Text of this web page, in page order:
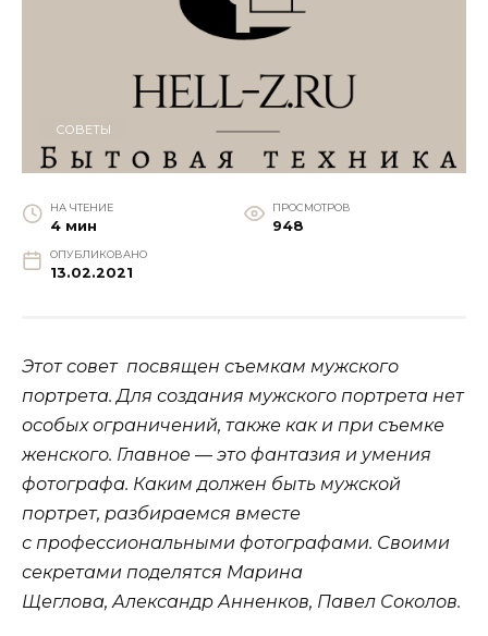
СОВЕТЫ
НА ЧТЕНИЕ
4 мин
ПРОСМОТРОВ
948
ОПУБЛИКОВАНО
13.02.2021
Этот совет посвящен съемкам мужского
портрета. Для создания мужского портрета нет
особых ограничений, также как и при съемке
женского. Главное — это фантазия и умения
фотографа. Каким должен быть мужской
портрет, разбираемся вместе
с профессиональными фотографами. Своими
секретами поделятся Марина
Щеглова, Александр Анненков, Павел Соколов.